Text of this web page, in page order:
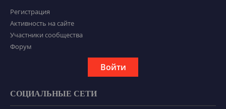
Регистрация
Активность на сайте
Участники сообщества
Форум
Войти
СОЦИАЛЬНЫЕ СЕТИ